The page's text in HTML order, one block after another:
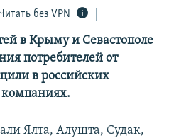
без VPN
в Крыму и Севастополе
потребителей от
в российских
Ялта, Алушта, Судак,